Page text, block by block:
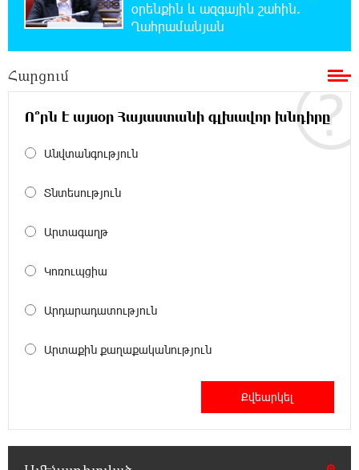
12:14:06 6-08-2026
Ամեն ընտրություններից հետո իշխանական
գնալով ավելի է փոքրանալու. Նարեկ Կարապետյան
12:04:12 6-08-2026
համոզեց ինձ վերադառնալ
Մեդիչիների հետքը նաև գինեգործության
Մի´ հանձնվիր թուրքական
Ավետիք Չալաբյանի ուղերձը կալանավայրից
«Չեմ վերադառնալու փաստաբանական
11:43:15 6-08-2026
օրենքին և ազգային շահին.
Ղահրամանյան
Հարցում
Ո՞րն է այսօր Հայաստանի գլխավոր խնդիրը
Անվտանգություն
Տնտեսություն
Արտագաղթ
Կոռուպցիա
Արդարադատություն
Արտաքին քաղաքականություն